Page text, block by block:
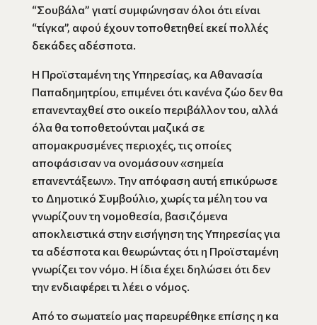
“Σουβάλα” γιατί συμφώνησαν όλοι ότι είναι
“τίγκα”, αφού έχουν τοποθετηθεί εκεί πολλές
δεκάδες αδέσποτα.
Η Προϊσταμένη της Υπηρεσίας, κα Αθανασία
Παπαδημητρίου, επιμένει ότι κανένα ζώο δεν θα
επανενταχθεί στο οικείο περιβάλλον του, αλλά
όλα θα τοποθετούνται μαζικά σε
απομακρυσμένες περιοχές, τις οποίες
αποφάσισαν να ονομάσουν «σημεία
επανεντάξεων». Την απόφαση αυτή επικύρωσε
το Δημοτικό Συμβούλιο, χωρίς τα μέλη του να
γνωρίζουν τη νομοθεσία, βασιζόμενα
αποκλειστικά στην εισήγηση της Υπηρεσίας για
τα αδέσποτα και θεωρώντας ότι η Προϊσταμένη
γνωρίζει τον νόμο. Η ίδια έχει δηλώσει ότι δεν
την ενδιαφέρει τι λέει ο νόμος.
Από το σωματείο μας παρευρέθηκε επίσης η κα